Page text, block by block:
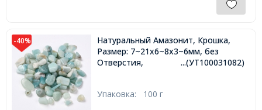
-40%
Натуральный Амазонит, Крошка,
Размер: 7~21x6~8x3~6мм, без
Отверстия,
...(УТ100031082)
Упаковка: 100 г